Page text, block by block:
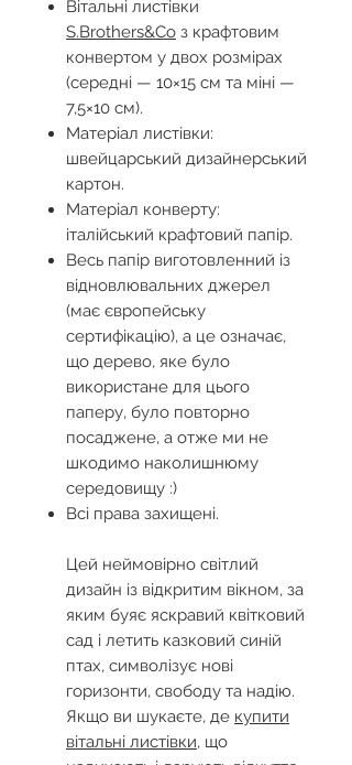
Вітальні листівки
S.Brothers&Co з крафтовим
конвертом у двох розмірах
(середні — 10×15 см та міні —
7,5×10 см).
Матеріал листівки:
швейцарський дизайнерський
картон.
Матеріал конверту:
італійський крафтовий папір.
Весь папір виготовленний із
відновлювальних джерел
(має європейську
сертифікацію), а це означає,
що дерево, яке було
використане для цього
паперу, було повторно
посаджене, а отже ми не
шкодимо наколишнюму
середовищу :)
Всі права захищені.
Цей неймовірно світлий
дизайн із відкритим вікном, за
яким буяє яскравий квітковий
сад і летить казковий синій
птах, символізує нові
горизонти, свободу та надію.
Якщо ви шукаєте, де купити
вітальні листівки, що